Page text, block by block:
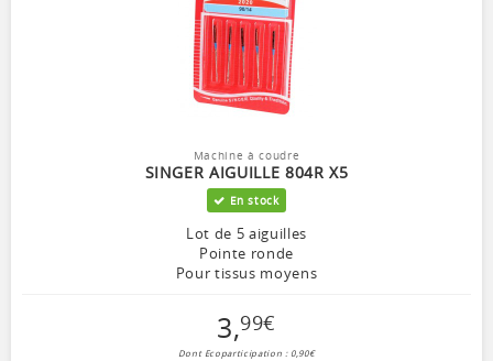
Machine à coudre
SINGER AIGUILLE 804R X5
En stock
Lot de 5 aiguilles
Pointe ronde
Pour tissus moyens
3,99€
Dont Ecoparticipation : 0,90€